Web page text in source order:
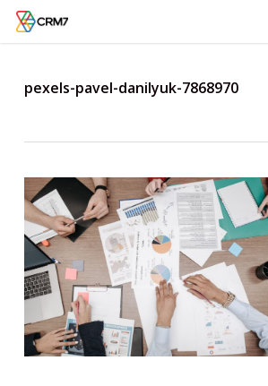
Skip
pexels-pavel-danilyuk-7868970